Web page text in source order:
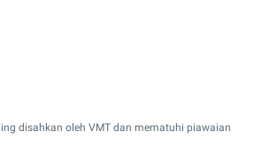
disahkan oleh VMT dan mematuhi piawaian